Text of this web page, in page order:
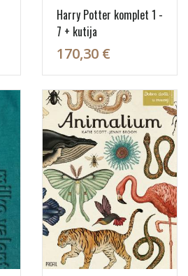
Harry Potter komplet 1 -
7 + kutija
170,30 €